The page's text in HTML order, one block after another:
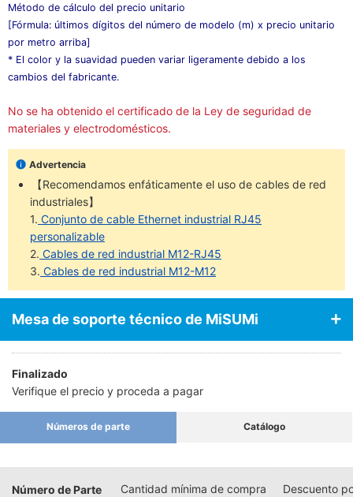
Método de cálculo del precio unitario
[Fórmula: últimos dígitos del número de modelo (m) x precio unitario
por metro arriba]
* El color y la suavidad pueden variar ligeramente debido a los
cambios del fabricante.
No se ha obtenido el certificado de la Ley de seguridad de
materiales y electrodomésticos.
Advertencia
【Recomendamos enfáticamente el uso de cables de red
industriales】
1. Conjunto de cable Ethernet industrial RJ45
personalizable
2. Cables de red industrial M12-RJ45
3. Cables de red industrial M12-M12
Mesa de soporte técnico de MiSUMi
Finalizado
Verifique el precio y proceda a pagar
Números de parte Catálogo
Número de Parte Cantidad mínima de compra Descuento